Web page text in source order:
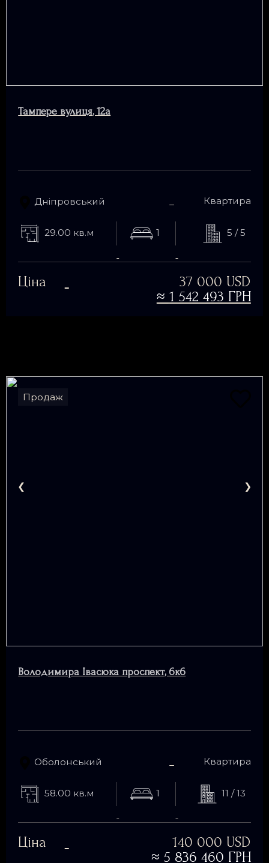
Тампере вулиця,12а
Дніпровський Квартира
29.00 кв.м 1 5 / 5
Ціна
37 000 USD
≈ 1 542 493 ГРН
Продаж
Володимира Івасюка проспект,6к6
Оболонський Квартира
58.00 кв.м 1 11 / 13
Ціна
140 000 USD
≈ 5 836 460 ГРН